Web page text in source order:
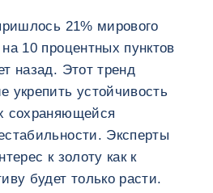
21% мирового
10 процентных пунктов
назад. Этот тренд
укрепить устойчивость
сохраняющейся
Эксперты
к золоту как к
будет только расти.